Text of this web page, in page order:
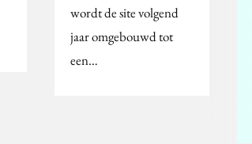
wordt de site volgend
jaar omgebouwd tot
een…